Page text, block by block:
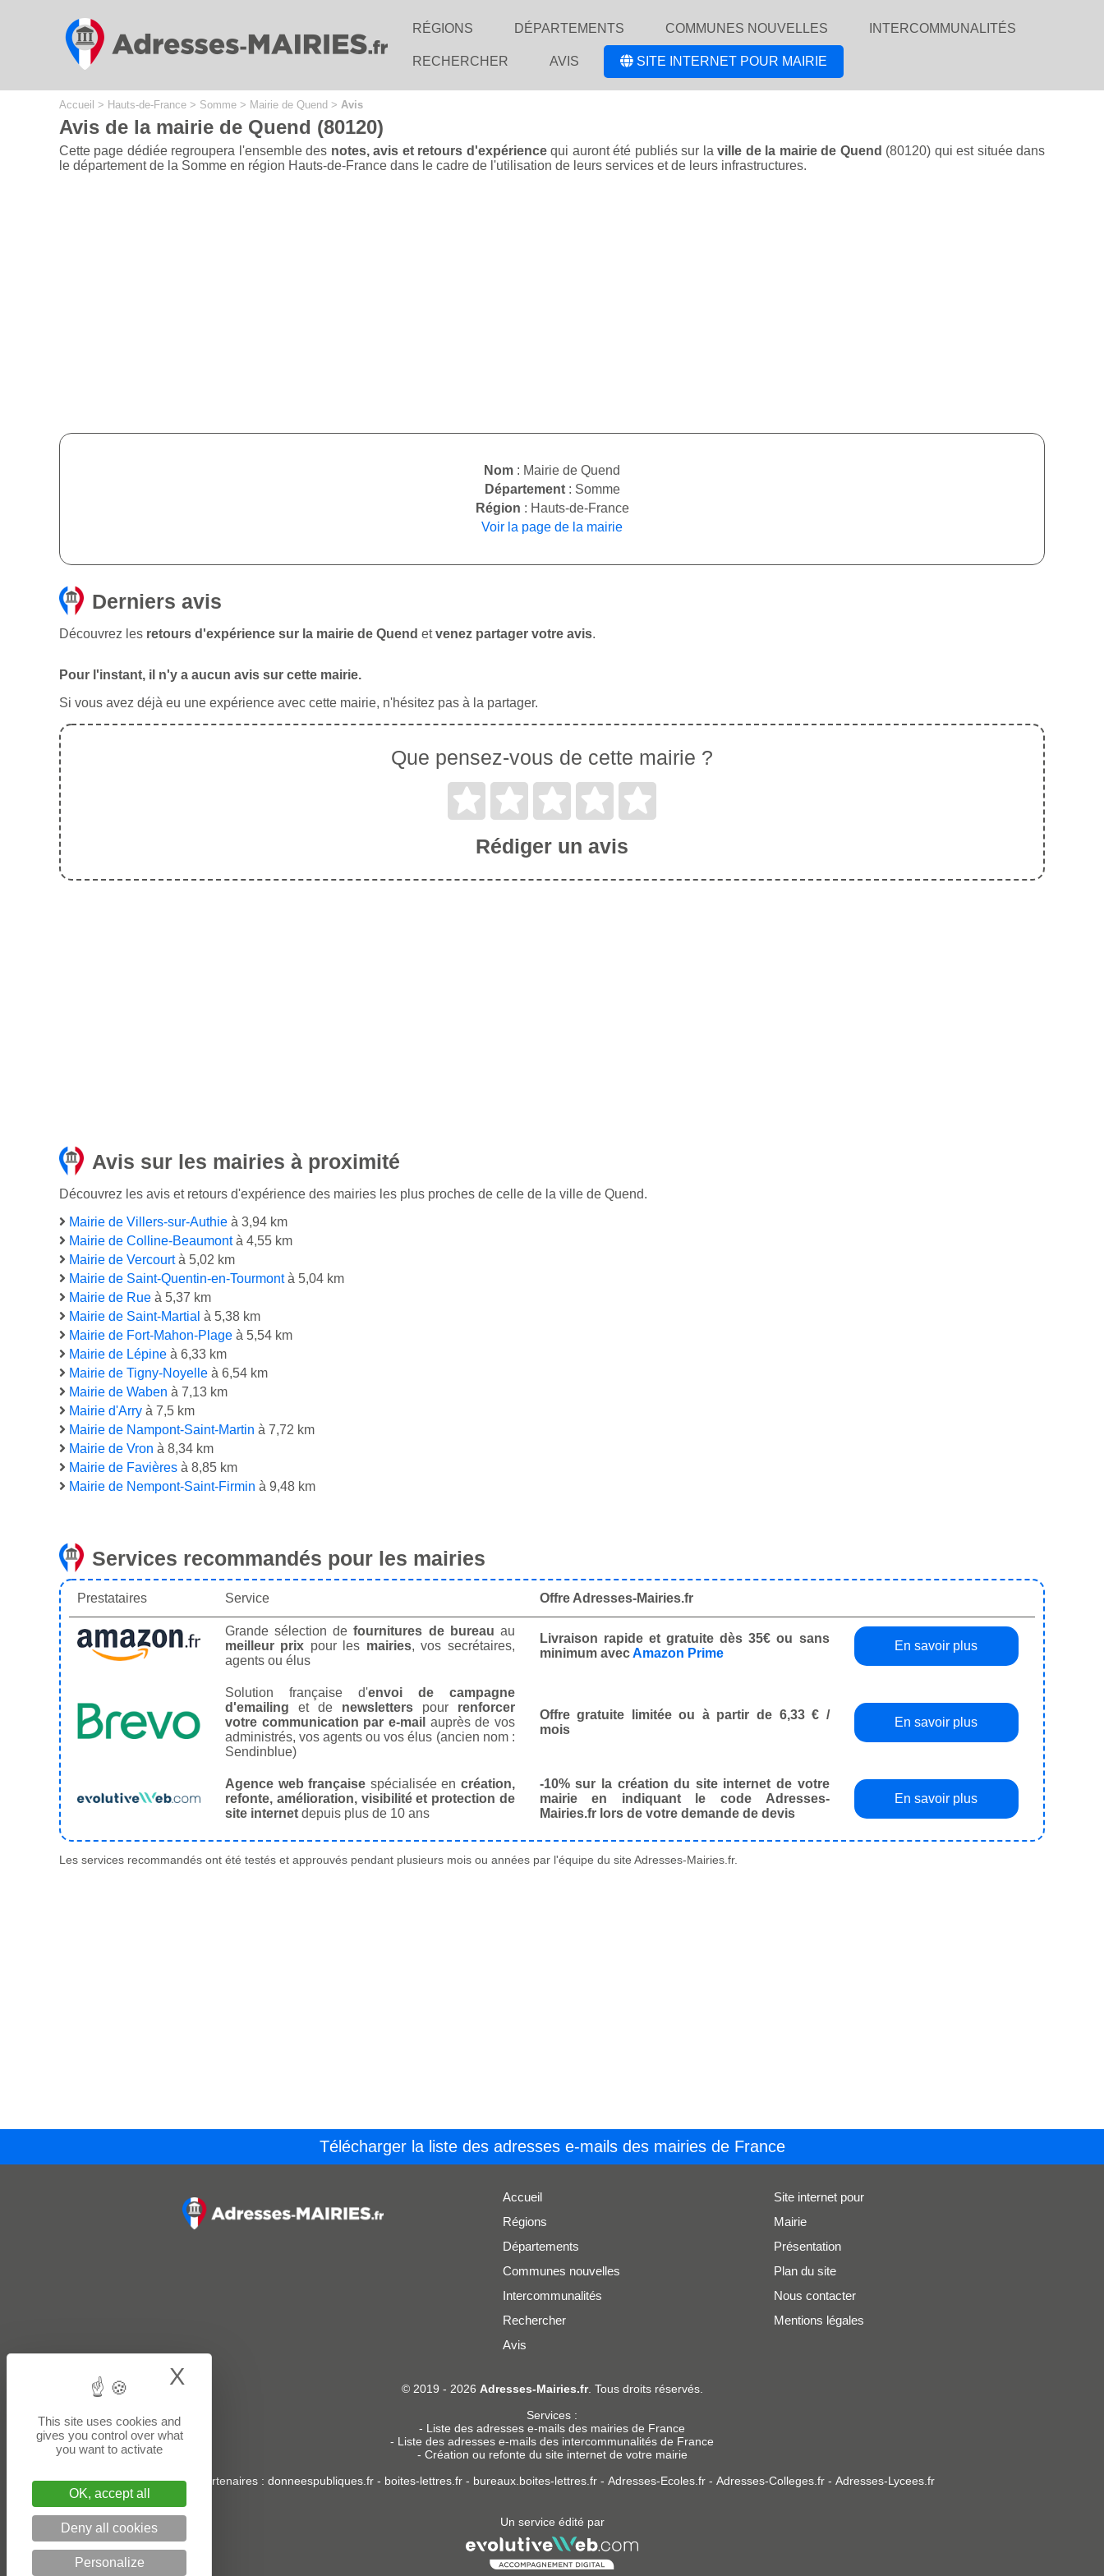
RÉGIONS DÉPARTEMENTS COMMUNES NOUVELLES INTERCOMMUNALITÉS
RECHERCHER AVIS SITE INTERNET POUR MAIRIE
Accueil > Hauts-de-France > Somme > Mairie de Quend > Avis
Avis de la mairie de Quend (80120)
Cette page dédiée regroupera l'ensemble des notes, avis et retours d'expériencequi auront été publiés sur laville de la mairie de Quend (80120) qui est située dans
le département de la Somme en région Hauts-de-France dans le cadre de l'utilisation de leurs services et de leurs infrastructures.
Nom : Mairie de Quend
Département: Somme
Région : Hauts-de-France
Voir la page de la mairie
Derniers avis
Découvrez les retours d'expérience sur la mairie de Quend etvenez partager votre avis.
Pour l'instant, il n'y a aucun avis sur cette mairie.
Si vous avez déjà eu une expérience avec cette mairie, n'hésitez pas à la partager.
Que pensez-vous de cette mairie ?
Rédiger un avis
Avis sur les mairies à proximité
Découvrez les avis et retours d'expérience des mairies les plus proches de celle de la ville de Quend.
Mairie de Villers-sur-Authie à 3,94 km
Mairie de Colline-Beaumontà 4,55 km
Mairie de Vercourtà 5,02 km
Mairie de Saint-Quentin-en-Tourmontà 5,04 km
Mairie de Rue à 5,37 km
Mairie de Saint-Martial à 5,38 km
Mairie de Fort-Mahon-Plage à 5,54 km
Mairie de Lépine à 6,33 km
Mairie de Tigny-Noyelle à 6,54 km
Mairie de Waben à 7,13 km
Mairie d'Arry à 7,5 km
Mairie de Nampont-Saint-Martin à 7,72 km
Mairie de Vron à 8,34 km
Mairie de Favières à 8,85 km
Mairie de Nempont-Saint-Firmin à 9,48 km
Services recommandés pour les mairies
Prestataires Service Offre Adresses-Mairies.fr
Grande sélection defournitures de bureau au
meilleur prix pour les mairies, vos secrétaires,
agents ou élus
Livraison rapide et gratuite dès 35€ ou sans
minimum avecAmazon Prime
En savoir plus
Solution française d'envoi de campagne
d'emailing et de newsletterspour renforcer
votre communication par e-mail auprès de vos
administrés, vos agents ou vos élus (ancien nom :
Sendinblue)
Offre gratuite limitée ou à partir de 6,33 € /
mois
En savoir plus
Agence web française spécialisée en création,
refonte, amélioration, visibilité et protection de
site internet depuis plus de 10 ans
-10% sur la création du site internet de votre
mairie en indiquant le code Adresses-
Mairies.fr lors de votre demande de devis
En savoir plus
Les services recommandés ont été testés et approuvés pendant plusieurs mois ou années par l'équipe du site Adresses-Mairies.fr.
Télécharger la liste des adresses e-mails des mairies de France
Accueil
Régions
Départements
Communes nouvelles
Intercommunalités
Rechercher
Avis
Site internet pour
Mairie
Présentation
Plan du site
Nous contacter
Mentions légales
© 2019 - 2026 Adresses-Mairies.fr. Tous droits réservés.
Services :
- Liste des adresses e-mails des mairies de France
- Liste des adresses e-mails des intercommunalités de France
- Création ou refonte du site internet de votre mairie
Sites partenaires: donneespubliques.fr- boites-lettres.fr- bureaux.boites-lettres.fr- Adresses-Ecoles.fr- Adresses-Colleges.fr- Adresses-Lycees.fr
Un service édité par
This site uses cookies and
gives you control over what
you want to activate
OK, accept all
Deny all cookies
Personalize
X